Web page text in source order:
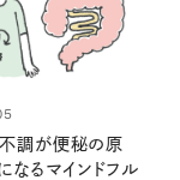
調が便秘の原
なるマインドフル